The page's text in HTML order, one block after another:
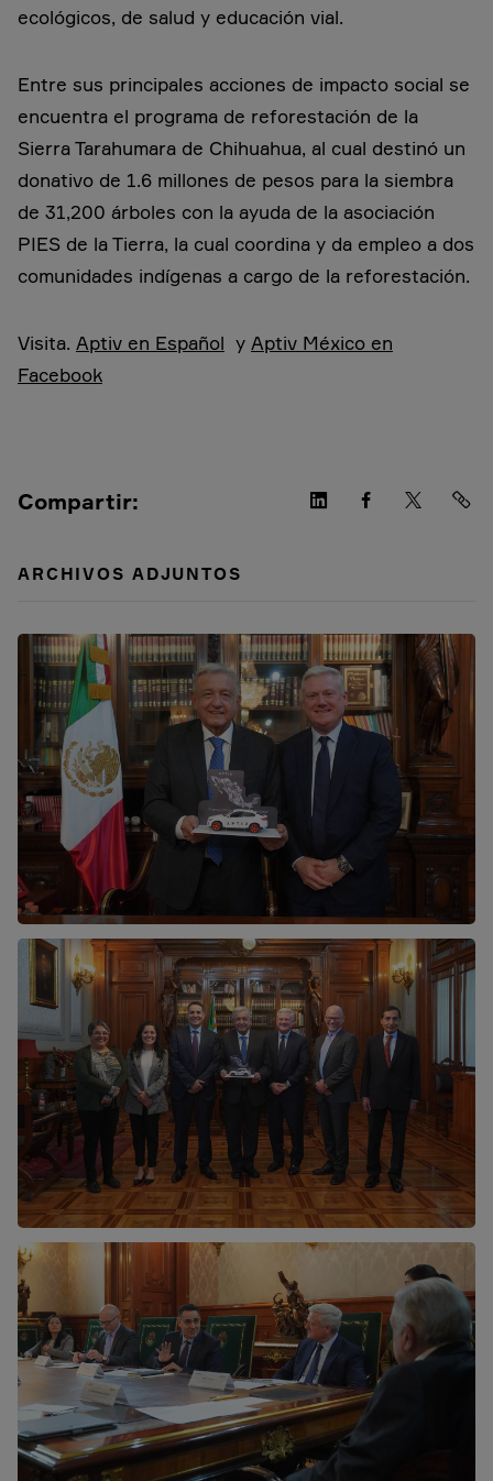
ecológicos, de salud y educación vial.
Entre sus principales acciones de impacto social se
encuentra el programa de reforestación de la
Sierra Tarahumara de Chihuahua, al cual destinó un
donativo de 1.6 millones de pesos para la siembra
de 31,200 árboles con la ayuda de la asociación
PIES de la Tierra, la cual coordina y da empleo a dos
comunidades indígenas a cargo de la reforestación.
Visita. Aptiv en Español y Aptiv México en
Facebook
Compartir:
ARCHIVOS ADJUNTOS